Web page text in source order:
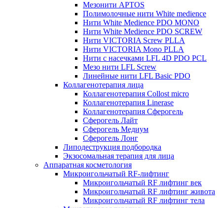
Мезонити APTOS
Полимолочные нити White medience
Нити White Medience PDO MONO
Нити White Medience PDO SCREW
Нити VICTORIA Screw PLLA
Нити VICTORIA Mono PLLA
Нити с насечками LFL 4D PDO PCL
Мезо нити LFL Screw
Линейные нити LFL Basic PDO
Коллагенотерапия лица
Коллагенотерапия Collost micro
Коллагенотерапия Linerase
Коллагенотерапия Сферогель
Сферогель Лайт
Сферогель Медиум
Сферогель Лонг
Липодеструкция подбородка
Экзосомальная терапия для лица
Аппаратная косметология
Микроигольчатый RF-лифтинг
Микроигольчатый RF лифтинг век
Микроигольчатый RF лифтинг живота
Микроигольчатый RF лифтинг тела